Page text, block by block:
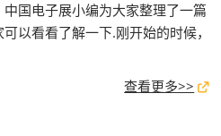
国电子展小编为大家整理了一篇
以看看了解一下.刚开始的时候，
查看更多>>